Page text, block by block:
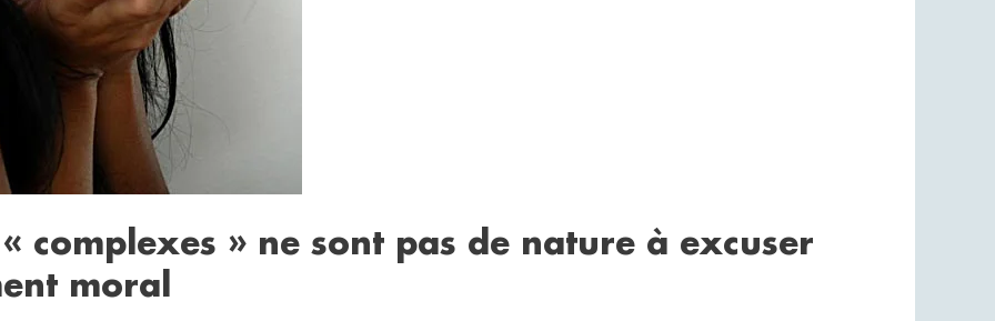
complexes » ne sont pas de nature à excuser
moral